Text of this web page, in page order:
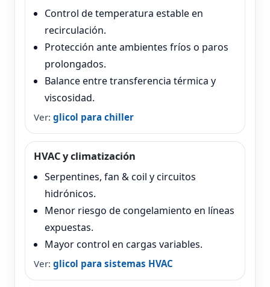
Control de temperatura estable en
recirculación.
Protección ante ambientes fríos o paros
prolongados.
Balance entre transferencia térmica y
viscosidad.
Ver: glicol para chiller
HVAC y climatización
Serpentines, fan & coil y circuitos
hidrónicos.
Menor riesgo de congelamiento en líneas
expuestas.
Mayor control en cargas variables.
Ver: glicol para sistemas HVAC